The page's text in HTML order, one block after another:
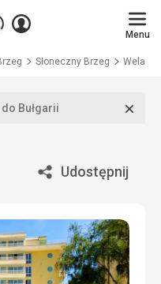
Zadzwoń
+48
771
Zaloguj
Menu
Słoneczny Brzeg Wela
do Bułgarii
Udostępnij